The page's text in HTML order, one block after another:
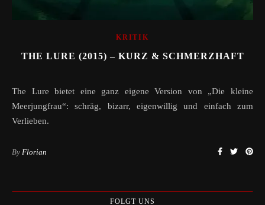
KRITIK
THE LURE (2015) – KURZ & SCHMERZHAFT
The Lure bietet eine ganz eigene Version von „Die kleine
Meerjungfrau“: schräg, bizarr, eigenwillig und einfach zum
Verlieben.
By Florian
FOLGT UNS